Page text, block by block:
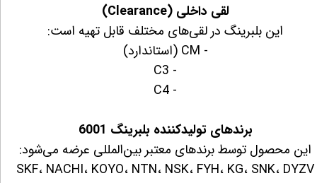
لقی داخلی (Clearance)
این بلبرینگ در لقی‌های مختلف قابل تهیه است:
- CM (استاندارد)
- C3
- C4
برندهای تولیدکننده بلبرینگ 6001
این محصول توسط برندهای معتبر بین‌المللی عرضه می‌شود:
SKF، NACHI، KOYO، NTN، NSK، FYH، KG، SNK، DYZV